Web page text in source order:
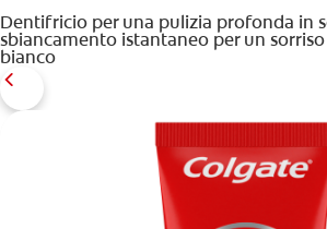
Dentifricio per una pulizia profonda in
sbiancamento istantaneo per un
bianco